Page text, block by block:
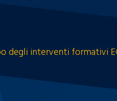
degli interventi formativi